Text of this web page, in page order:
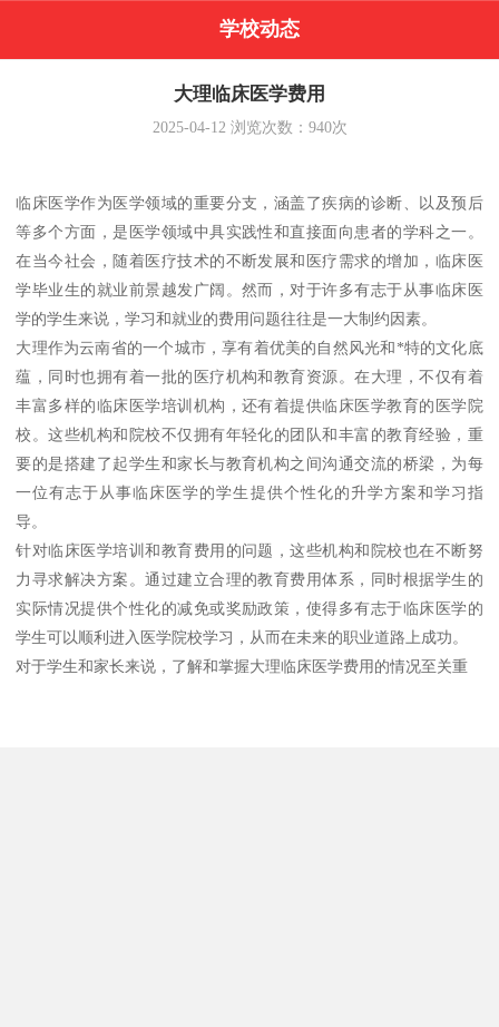
学校动态
大理临床医学费用
2025-04-12 浏览次数： 940次
临床医学作为医学领域的重要分支，涵盖了疾病的诊断、以及预后
等多个方面，是医学领域中具实践性和直接面向患者的学科之一。
在当今社会，随着医疗技术的不断发展和医疗需求的增加，临床医
学毕业生的就业前景越发广阔。然而，对于许多有志于从事临床医
学的学生来说，学习和就业的费用问题往往是一大制约因素。
大理作为云南省的一个城市，享有着优美的自然风光和*特的文化底
蕴，同时也拥有着一批的医疗机构和教育资源。在大理，不仅有着
丰富多样的临床医学培训机构，还有着提供临床医学教育的医学院
校。这些机构和院校不仅拥有年轻化的团队和丰富的教育经验，重
要的是搭建了起学生和家长与教育机构之间沟通交流的桥梁，为每
一位有志于从事临床医学的学生提供个性化的升学方案和学习指
导。
针对临床医学培训和教育费用的问题，这些机构和院校也在不断努
力寻求解决方案。通过建立合理的教育费用体系，同时根据学生的
实际情况提供个性化的减免或奖励政策，使得多有志于临床医学的
学生可以顺利进入医学院校学习，从而在未来的职业道路上成功。
对于学生和家长来说，了解和掌握大理临床医学费用的情况至关重